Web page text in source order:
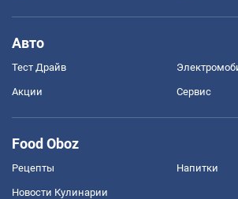
Авто
Тест Драйв
Акции Сервис
Food Oboz
Рецепты Напитки
Новости Кулинарии